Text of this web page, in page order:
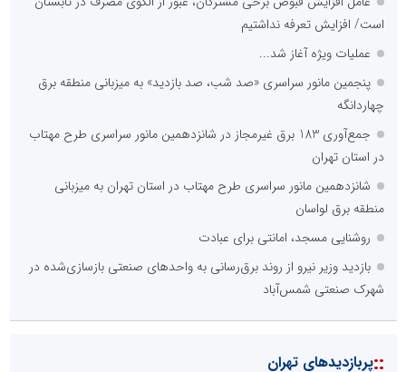
است/ افزایش تعرفه نداشتیم
عملیات ویژه آغاز شد...
پنجمین مانور سراسری «صد شب، صد بازدید» به میزبانی منطقه برق
چهاردانگه
جمع‌آوری 183 برق غیرمجاز در شانزدهمین مانور سراسری طرح مهتاب
در استان تهران
شانزدهمین مانور سراسری طرح مهتاب در استان تهران به میزبانی
منطقه برق لواسان
روشنایی مسجد، امانتی برای عبادت
بازدید وزیر نیرو از روند برق‌رسانی به واحدهای صنعتی بازسازی‌شده در
شهرک صنعتی شمس‌آباد
::پربازدیدهای تهران